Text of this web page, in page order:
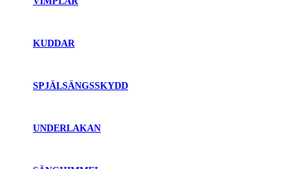
KUDDAR
SPJÄLSÄNGSSKYDD
UNDERLAKAN